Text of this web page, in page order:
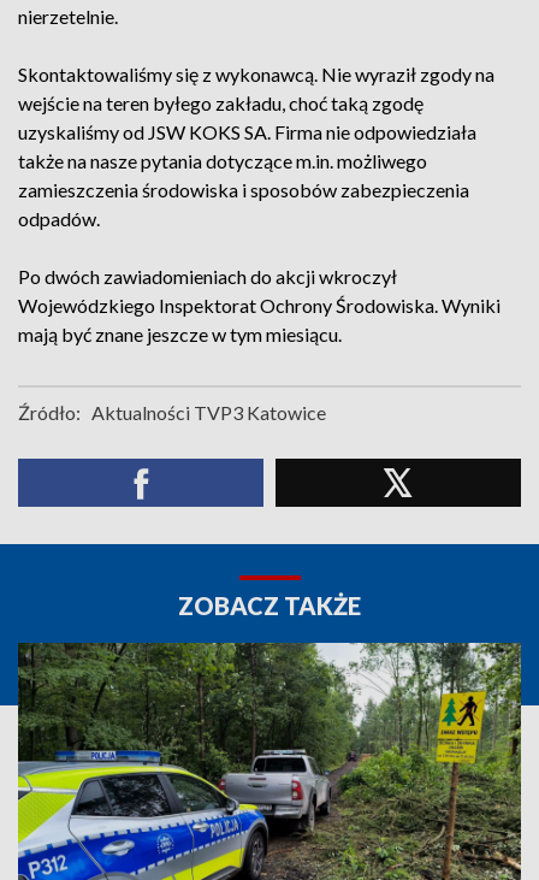
nierzetelnie.
Skontaktowaliśmy się z wykonawcą. Nie wyraził zgody na
wejście na teren byłego zakładu, choć taką zgodę
uzyskaliśmy od JSW KOKS SA. Firma nie odpowiedziała
także na nasze pytania dotyczące m.in. możliwego
zamieszczenia środowiska i sposobów zabezpieczenia
odpadów.
Po dwóch zawiadomieniach do akcji wkroczył
Wojewódzkiego Inspektorat Ochrony Środowiska. Wyniki
mają być znane jeszcze w tym miesiącu.
Źródło: Aktualności TVP3 Katowice
ZOBACZ TAKŻE